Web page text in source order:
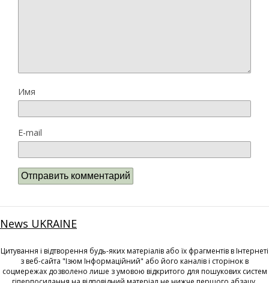
Имя
E-mail
News UKRAINE
Цитування і відтворення будь-яких матеріалів або їх фрагментів в Інтернеті
з веб-сайта "Ізюм Інформаційний" або його каналів і сторінок в
соцмережах дозволено лише з умовою відкритого для пошукових систем